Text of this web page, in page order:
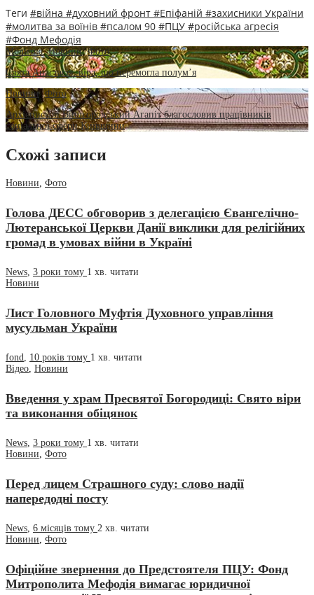
Теги #війна #духовний фронт #Епіфаній #захисники України
#молитва за воїнів #псалом 90 #ПЦУ #російська агресія
#Фонд Мефодія
Молитва,Новини,Фото
Свята Анастасія: віра, що перемогла полум’я
Новини,Фото
Архієпископ Вишгородський Агапіт благословив працівників
соціальної сфери Київщини
Схожі записи
Новини, Фото
Голова ДЕСС обговорив з делегацією Євангелічно-
Лютеранської Церкви Данії виклики для релігійних
громад в умовах війни в Україні
News, 3 роки тому 1 хв. читати
Новини
Лист Головного Муфтія Духовного управління
мусульман України
fond, 10 років тому 1 хв. читати
Відео, Новини
Введення у храм Пресвятої Богородиці: Свято віри
та виконання обіцянок
News, 3 роки тому 1 хв. читати
Новини, Фото
Перед лицем Страшного суду: слово надії
напередодні посту
News 6 місяців тому 2 хв. читати
Новини Фото
Офіційне звернення до Предстоятеля ПЦУ: Фонд
Митрополита Мефодія вимагає юридичної